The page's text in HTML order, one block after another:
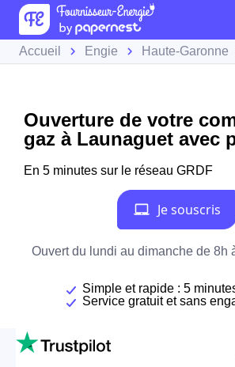
Accueil Engie Haute-Garonne